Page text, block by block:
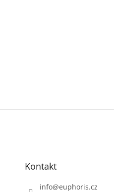
Kontakt
info@euphoris.cz